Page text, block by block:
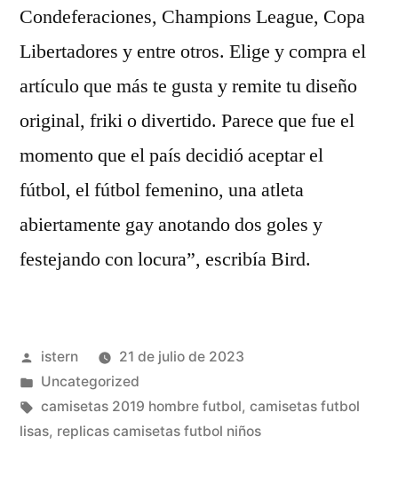
Condeferaciones, Champions League, Copa
Libertadores y entre otros. Elige y compra el
artículo que más te gusta y remite tu diseño
original, friki o divertido. Parece que fue el
momento que el país decidió aceptar el
fútbol, el fútbol femenino, una atleta
abiertamente gay anotando dos goles y
festejando con locura”, escribía Bird.
Publicado
por
istern
21 de julio de 2023
Publicado
en
Uncategorized
Etiquetas:
camisetas 2019 hombre futbol, camisetas futbol
lisas, replicas camisetas futbol niños